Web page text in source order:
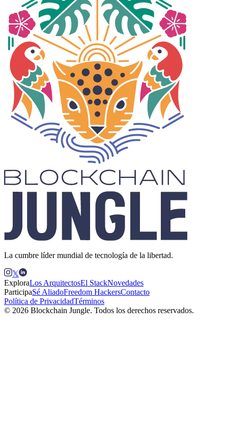
La cumbre líder mundial de tecnología de la libertad.
𝕏
ExploraLos ArquitectosEl StackNovedades
ParticipaSé AliadoFreedom HackersContacto
Política de PrivacidadTérminos
© 2026 Blockchain Jungle. Todos los derechos reservados.